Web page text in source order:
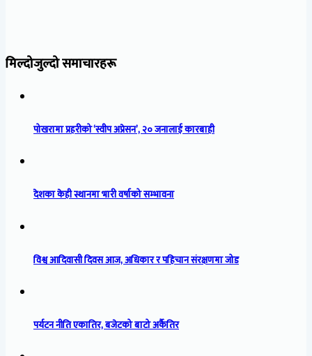
मिल्दोजुल्दो समाचारहरू
पोखरामा प्रहरीको ‘स्वीप अप्रेसन’, २० जनालाई कारबाही
देशका केही स्थानमा भारी वर्षाको सम्भावना
विश्व आदिवासी दिवस आज, अधिकार र पहिचान संरक्षणमा जोड
पर्यटन नीति एकातिर, बजेटको बाटो अर्कैतिर